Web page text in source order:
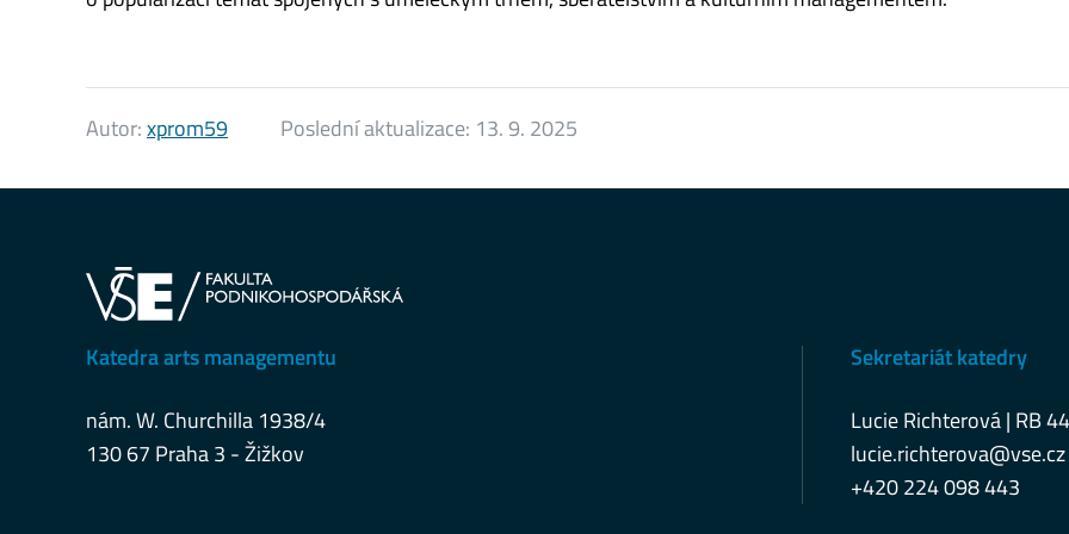
Autor:xprom59 Poslední aktualizace: 13. 9. 2025
Katedra arts managementu
nám. W. Churchilla 1938/4
130 67 Praha 3 - Žižkov
Sekretariát katedry
Lucie Richterová | RB
lucie.richterova@vse.cz
+420 224 098 443